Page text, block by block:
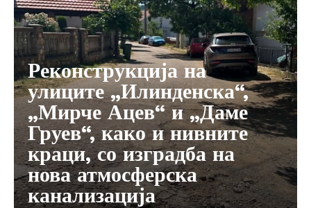
Реконструкција на
улиците „Илинденска“,
„Мирче Ацев“ и „Даме
Груев“, како и нивните
краци, со изградба на
нова атмосферска
канализација